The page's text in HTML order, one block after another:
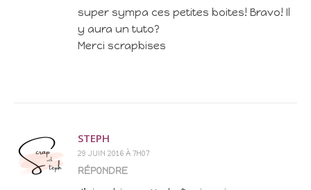
super sympa ces petites boites! Bravo! Il
y aura un tuto?
Merci scrapbises
STEPH
29 JUIN 2016 À 7H07
RÉPONDRE